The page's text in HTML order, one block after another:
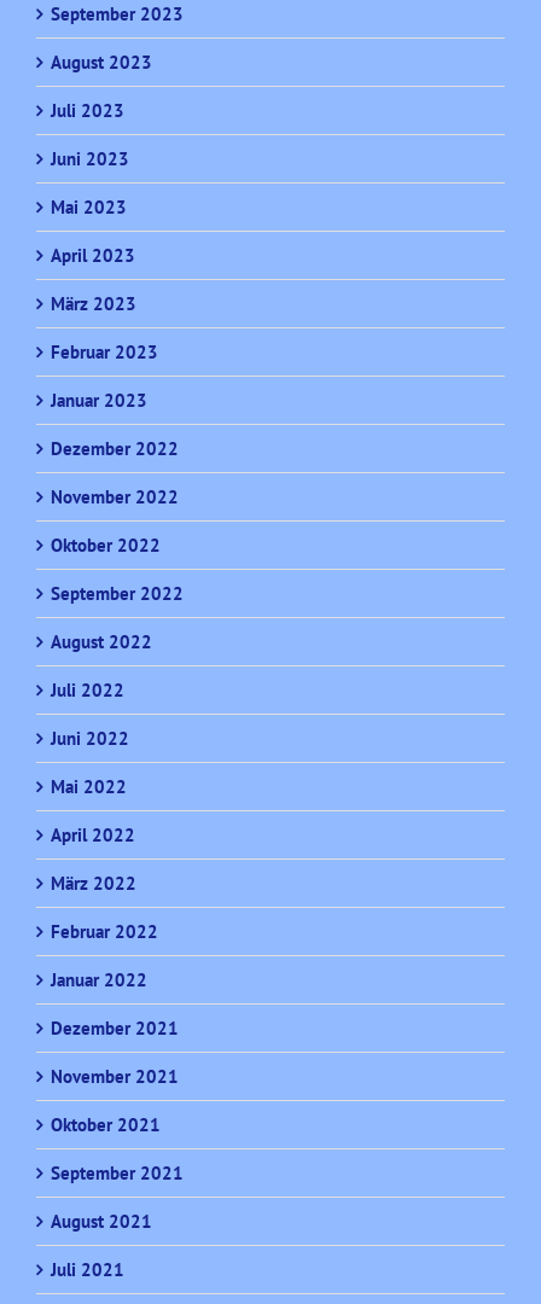
September 2023
August 2023
Juli 2023
Juni 2023
Mai 2023
April 2023
März 2023
Februar 2023
Januar 2023
Dezember 2022
November 2022
Oktober 2022
September 2022
August 2022
Juli 2022
Juni 2022
Mai 2022
April 2022
März 2022
Februar 2022
Januar 2022
Dezember 2021
November 2021
Oktober 2021
September 2021
August 2021
Juli 2021